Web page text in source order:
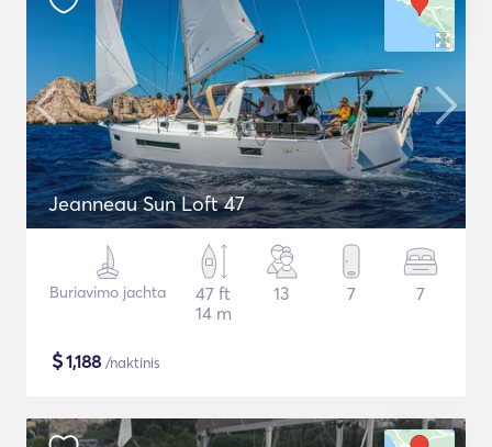
Jeanneau Sun Loft 47
Buriavimo jachta
47 ft
14 m
13 7 7
$1,188 /naktinis